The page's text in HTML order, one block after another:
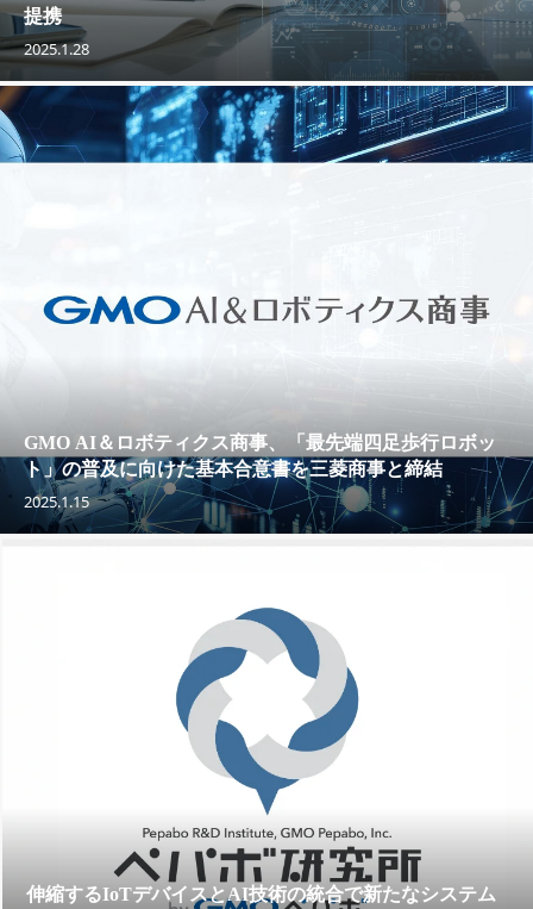
提携
2025.1.28
GMO AI＆ロボティクス商事、「最先端四足歩行ロボッ
ト」の普及に向けた基本合意書を三菱商事と締結
2025.1.15
伸縮するIoTデバイスとAI技術の統合で新たなシステム